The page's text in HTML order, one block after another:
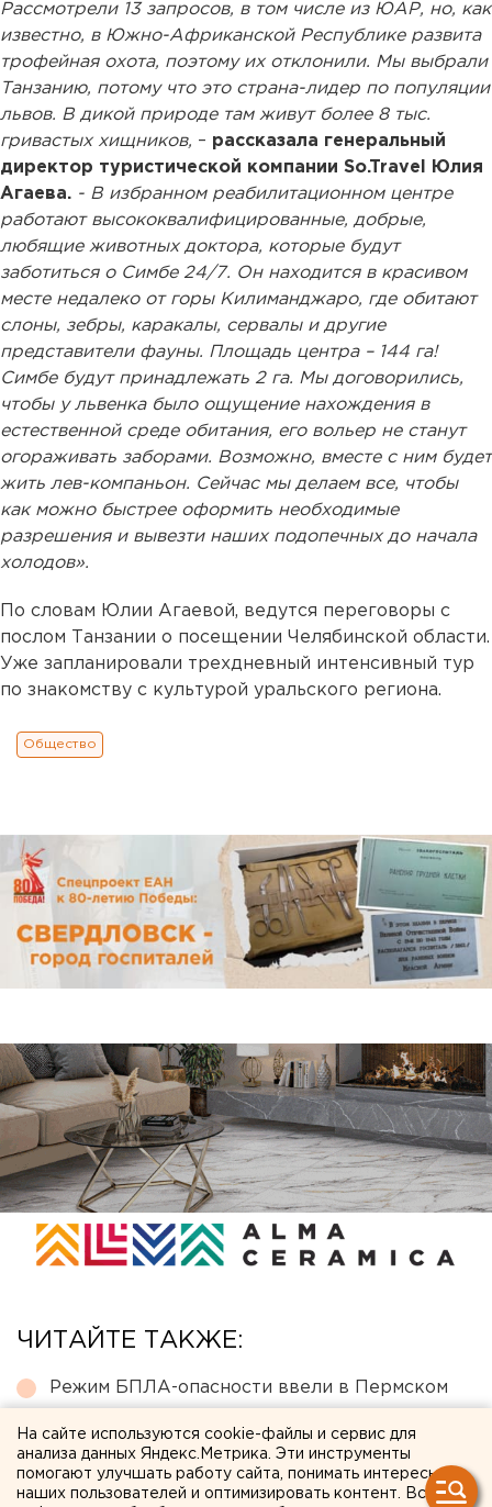
Рассмотрели 13 запросов, в том числе из ЮАР, но, как
известно, в Южно-Африканской Республике развита
трофейная охота, поэтому их отклонили. Мы выбрали
Танзанию, потому что это страна-лидер по популяции
львов. В дикой природе там живут более 8 тыс.
гривастых хищников, – рассказала генеральный
директор туристической компании So.Travel Юлия
Агаева. - В избранном реабилитационном центре
работают высококвалифицированные, добрые,
любящие животных доктора, которые будут
заботиться о Симбе 24/7. Он находится в красивом
месте недалеко от горы Килиманджаро, где обитают
слоны, зебры, каракалы, сервалы и другие
представители фауны. Площадь центра – 144 га!
Симбе будут принадлежать 2 га. Мы договорились,
чтобы у львенка было ощущение нахождения в
естественной среде обитания, его вольер не станут
огораживать заборами. Возможно, вместе с ним будет
жить лев-компаньон. Сейчас мы делаем все, чтобы
как можно быстрее оформить необходимые
разрешения и вывезти наших подопечных до начала
холодов».
По словам Юлии Агаевой, ведутся переговоры с
послом Танзании о посещении Челябинской области.
Уже запланировали трехдневный интенсивный тур
по знакомству с культурой уральского региона.
Общество
ЧИТАЙТЕ ТАКЖЕ:
Режим БПЛА-опасности ввели в Пермском
Ракетная опасность объявлена в
Оренбургской области и Башкирии
На сайте используются cookie-файлы и сервис для
анализа данных Яндекс.Метрика. Эти инструменты
помогают улучшать работу сайта, понимать интересы
наших пользователей и оптимизировать контент. Вся